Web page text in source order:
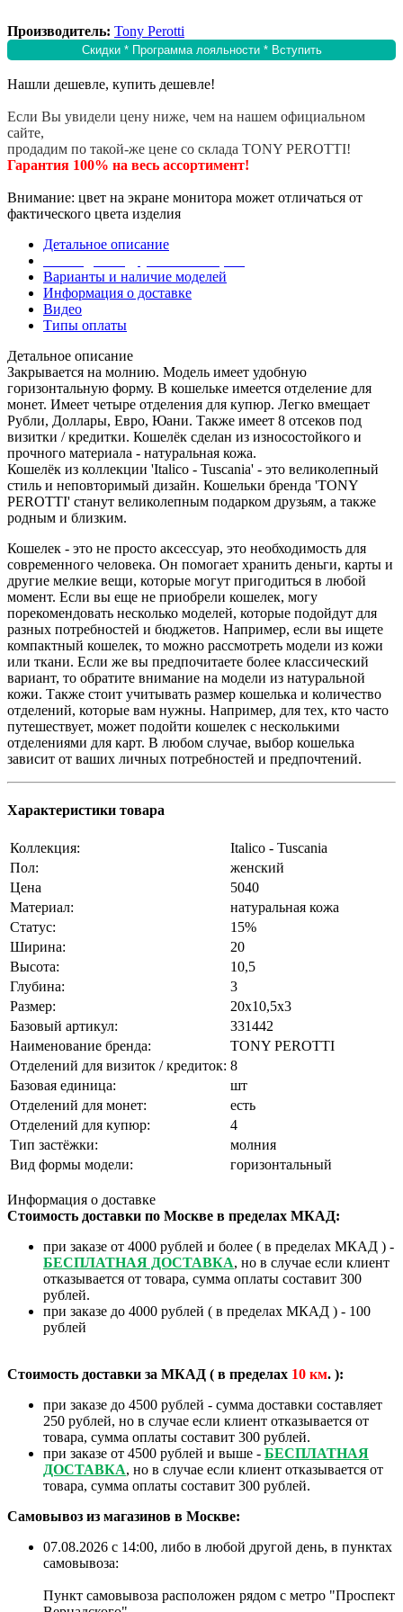
Производитель: Tony Perotti
Скидки * Программа лояльности * Вступить
Нашли дешевле, купить дешевле!
Если Вы увидели цену ниже, чем на нашем официальном
сайте,
продадим по такой-же цене со склада TONY PEROTTI!
Гарантия 100% на весь ассортимент!
Внимание: цвет на экране монитора может отличаться от
фактического цвета изделия
Детальное описание
Варианты и наличие моделей
Информация о доставке
Видео
Типы оплаты
Детальное описание
Закрывается на молнию. Модель имеет удобную
горизонтальную форму. В кошельке имеется отделение для
монет. Имеет четыре отделения для купюр. Легко вмещает
Рубли, Доллары, Евро, Юани. Также имеет 8 отсеков под
визитки / кредитки. Кошелёк сделан из износостойкого и
прочного материала - натуральная кожа.
Кошелёк из коллекции 'Italico - Tuscania' - это великолепный
стиль и неповторимый дизайн. Кошельки бренда 'TONY
PEROTTI' станут великолепным подарком друзьям, а также
родным и близким.
Кошелек - это не просто аксессуар, это необходимость для
современного человека. Он помогает хранить деньги, карты и
другие мелкие вещи, которые могут пригодиться в любой
момент. Если вы еще не приобрели кошелек, могу
порекомендовать несколько моделей, которые подойдут для
разных потребностей и бюджетов. Например, если вы ищете
компактный кошелек, то можно рассмотреть модели из кожи
или ткани. Если же вы предпочитаете более классический
вариант, то обратите внимание на модели из натуральной
кожи. Также стоит учитывать размер кошелька и количество
отделений, которые вам нужны. Например, для тех, кто часто
путешествует, может подойти кошелек с несколькими
отделениями для карт. В любом случае, выбор кошелька
зависит от ваших личных потребностей и предпочтений.
Характеристики товара
Коллекция:
Italico - Tuscania
Пол:
женский
Цена
5040
Материал:
натуральная кожа
Статус:
15%
Ширина:
20
Высота:
10,5
Глубина:
3
Размер:
20x10,5x3
Базовый артикул:
331442
Наименование бренда:
TONY PEROTTI
Отделений для визиток / кредиток: 8
Базовая единица:
шт
Отделений для монет:
есть
Отделений для купюр:
4
Тип застёжки:
молния
Вид формы модели:
горизонтальный
Информация о доставке
Стоимость доставки по Москве в пределах МКАД:
при заказе от 4000 рублей и более ( в пределах МКАД ) -
БЕСПЛАТНАЯ ДОСТАВКА, но в случае если клиент
отказывается от товара, сумма оплаты составит 300
рублей.
при заказе до 4000 рублей ( в пределах МКАД ) - 100
рублей
Стоимость доставки за МКАД ( в пределах 10 км. ):
при заказе до 4500 рублей - сумма доставки составляет
250 рублей, но в случае если клиент отказывается от
товара, сумма оплаты составит 300 рублей.
при заказе от 4500 рублей и выше - БЕСПЛАТНАЯ
ДОСТАВКА, но в случае если клиент отказывается от
товара, сумма оплаты составит 300 рублей.
Самовывоз из магазинов в Москве:
07.08.2026 с 14:00, либо в любой другой день, в пунктах
самовывоза:
Пункт самовывоза расположен рядом с метро "Проспект